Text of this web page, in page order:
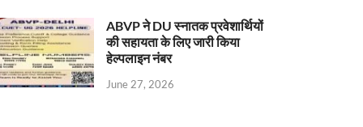
ABVP ने DU स्नातक प्रवेशार्थियों
की सहायता के लिए जारी किया
हेल्पलाइन नंबर
June 27, 2026